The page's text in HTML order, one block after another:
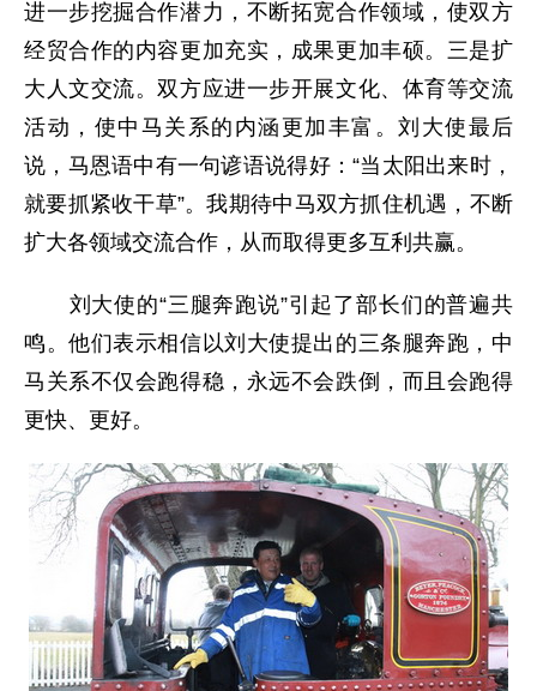
进一步挖掘合作潜力，不断拓宽合作领域，使双方
经贸合作的内容更加充实，成果更加丰硕。三是扩
大人文交流。双方应进一步开展文化、体育等交流
活动，使中马关系的内涵更加丰富。刘大使最后
说，马恩语中有一句谚语说得好：“当太阳出来时，
就要抓紧收干草”。我期待中马双方抓住机遇，不断
扩大各领域交流合作，从而取得更多互利共赢。
刘大使的“三腿奔跑说”引起了部长们的普遍共
鸣。他们表示相信以刘大使提出的三条腿奔跑，中
马关系不仅会跑得稳，永远不会跌倒，而且会跑得
更快、更好。